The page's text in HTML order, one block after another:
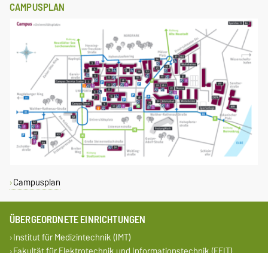
CAMPUSPLAN
Campusplan
ÜBERGEORDNETE EINRICHTUNGEN
Institut für Medizintechnik (IMT)